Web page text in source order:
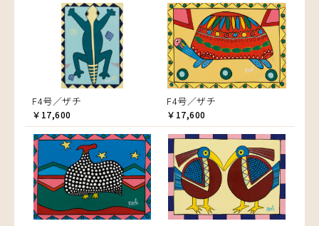
F4号／ザチ
￥17,600
F4号／ザチ
￥17,600